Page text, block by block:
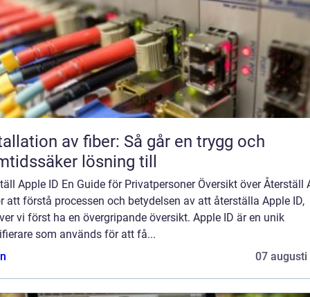
av fiber: Så går en trygg och
lösning till
Apple ID En Guide för Privatpersoner Översikt över Återställ
att förstå processen och betydelsen av att återställa Apple ID,
vi först ha en övergripande översikt. Apple ID är en unik
som används för att få...
07 augusti